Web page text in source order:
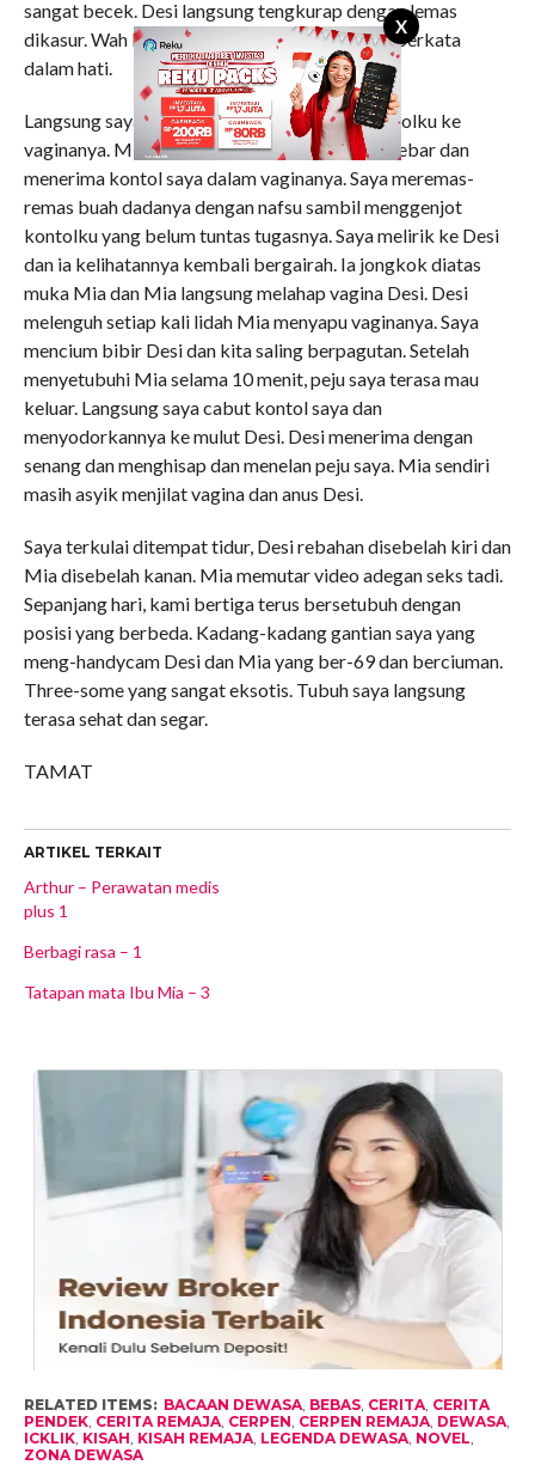
X
sangat becek. Desi langsung tengkurap dengan lemas
dikasur. Wah belum apa-apa udah lemas, saya berkata
dalam hati.
Langsung saya tarik si Mia dan masukkan kontolku ke
vaginanya. Mia membuka kedua kaki dengan lebar dan
menerima kontol saya dalam vaginanya. Saya meremas-
remas buah dadanya dengan nafsu sambil menggenjot
kontolku yang belum tuntas tugasnya. Saya melirik ke Desi
dan ia kelihatannya kembali bergairah. Ia jongkok diatas
muka Mia dan Mia langsung melahap vagina Desi. Desi
melenguh setiap kali lidah Mia menyapu vaginanya. Saya
mencium bibir Desi dan kita saling berpagutan. Setelah
menyetubuhi Mia selama 10 menit, peju saya terasa mau
keluar. Langsung saya cabut kontol saya dan
menyodorkannya ke mulut Desi. Desi menerima dengan
senang dan menghisap dan menelan peju saya. Mia sendiri
masih asyik menjilat vagina dan anus Desi.
Saya terkulai ditempat tidur, Desi rebahan disebelah kiri dan
Mia disebelah kanan. Mia memutar video adegan seks tadi.
Sepanjang hari, kami bertiga terus bersetubuh dengan
posisi yang berbeda. Kadang-kadang gantian saya yang
meng-handycam Desi dan Mia yang ber-69 dan berciuman.
Three-some yang sangat eksotis. Tubuh saya langsung
terasa sehat dan segar.
TAMAT
ARTIKEL TERKAIT
Arthur – Perawatan medis
plus 1
Berbagi rasa – 1
Tatapan mata Ibu Mia – 3
RELATED ITEMS: BACAAN DEWASA, BEBAS, CERITA, CERITA
PENDEK, CERITA REMAJA, CERPEN, CERPEN REMAJA, DEWASA,
ICKLIK, KISAH, KISAH REMAJA, LEGENDA DEWASA, NOVEL,
ZONA DEWASA